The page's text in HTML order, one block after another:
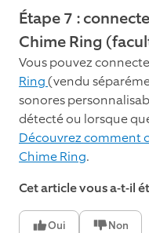
Étape 7 :
Chime Ring
Vous pouvez
Ring(vendu
sonores
détecté ou lorsque
Découvrez comment
Chime Ring.
Cet article vous a-t-il
Oui Non